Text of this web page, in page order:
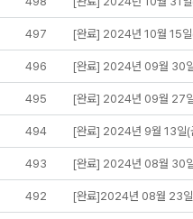
497 [완료] 2024년 10월 15일
496 [완료] 2024년 09월 30
495 [완료] 2024년 09월 27
494 [완료] 2024년 9월 13일(
493 [완료] 2024년 08월 30
492 [완료]2024년 08월 23일